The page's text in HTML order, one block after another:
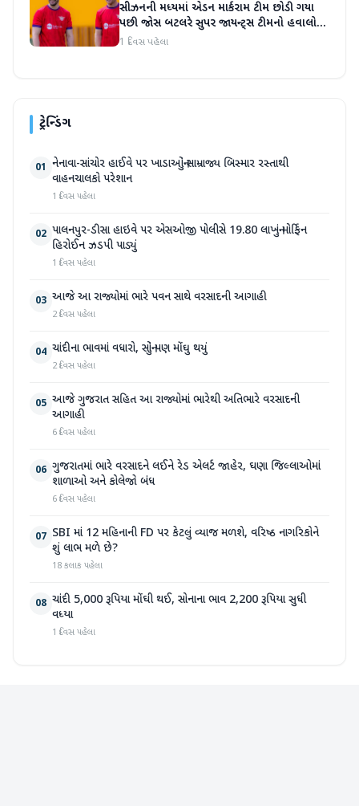
સીઝનની મધ્યમાં એડન માર્કરામ ટીમ છોડી ગયા
પછી જોસ બટલરે સુપર જાયન્ટ્સ ટીમનો હવાલો
સંભાળ્યો
1 દિવસ પહેલા
ટ્રેન્ડિંગ
01 નેનાવા-સાંચોર હાઈવે પર ખાડાઓનું સામ્રાજ્ય બિસ્માર રસ્તાથી
વાહનચાલકો પરેશાન
1 દિવસ પહેલા
02 પાલનપુર-ડીસા હાઇવે પર એસઓજી પોલીસે 19.80 લાખનું મોર્ફિન
હિરોઈન ઝડપી પાડ્યું
1 દિવસ પહેલા
03 આજે આ રાજ્યોમાં ભારે પવન સાથે વરસાદની આગાહી
2 દિવસ પહેલા
04 ચાંદીના ભાવમાં વધારો, સોનું પણ મોંઘુ થયું
2 દિવસ પહેલા
05 આજે ગુજરાત સહિત આ રાજ્યોમાં ભારેથી અતિભારે વરસાદની
આગાહી
6 દિવસ પહેલા
06 ગુજરાતમાં ભારે વરસાદને લઈને રેડ એલર્ટ જાહેર, ઘણા જિલ્લાઓમાં
શાળાઓ અને કોલેજો બંધ
6 દિવસ પહેલા
07 SBI માં 12 મહિનાની FD પર કેટલું વ્યાજ મળશે, વરિષ્ઠ નાગરિકોને
શું લાભ મળે છે?
18 કલાક પહેલા
08 ચાંદી 5,000 રૂપિયા મોંઘી થઈ, સોનાના ભાવ 2,200 રૂપિયા સુધી
વધ્યા
1 દિવસ પહેલા